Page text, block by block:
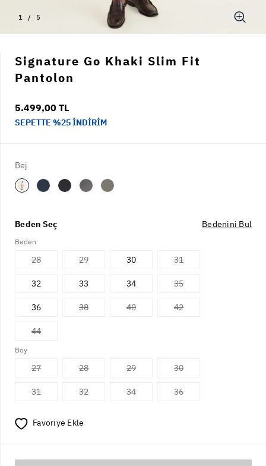
1 / 5
Signature Go Khaki Slim Fit
Pantolon
5.499,00 TL
SEPETTE %25 İNDİRİM
Bej
Beden Seç Bedenini Bul
Beden
28 29 30 31
32 33 34 35
36 38 40 42
44
Boy
27 28 29 30
31 32 34 36
Favoriye Ekle